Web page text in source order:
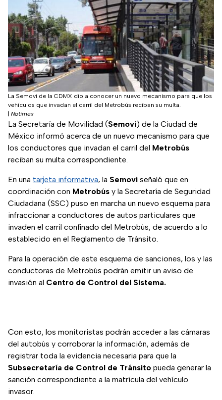
La Semovi de la CDMX dio a conocer un nuevo mecanismo para que los
vehículos que invadan el carril del Metrobús reciban su multa.
Notimex
La Secretaría de Movilidad (Semovi) de la Ciudad de
México informó acerca de un nuevo mecanismo para que
los conductores que invadan el carril del Metrobús
reciban su multa correspondiente.
En una tarjeta informativa, la Semovi señaló que en
coordinación con Metrobús y la Secretaría de Seguridad
Ciudadana (SSC) puso en marcha un nuevo esquema para
infraccionar a conductores de autos particulares que
invaden el carril confinado del Metrobús, de acuerdo a lo
establecido en el Reglamento de Tránsito.
Para la operación de este esquema de sanciones, los y las
conductoras de Metrobús podrán emitir un aviso de
invasión al Centro de Control del Sistema.
Con esto, los monitoristas podrán acceder a las cámaras
del autobús y corroborar la información, además de
registrar toda la evidencia necesaria para que la
Subsecretaría de Control de Tránsito pueda generar la
sanción correspondiente a la matrícula del vehículo
invasor.